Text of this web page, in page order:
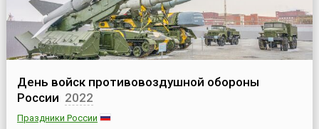
День войск противовоздушной обороны
России 2022
Праздники России